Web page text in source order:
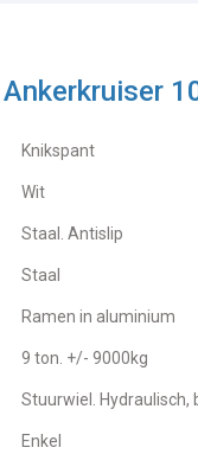
Ankerkruiser
Knikspant
Wit
Staal. Antislip
Staal
Ramen in aluminium
9 ton. +/- 9000kg
Stuurwiel.
Enkel